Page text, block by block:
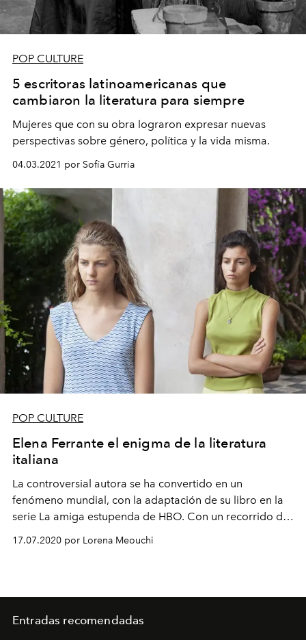
POP CULTURE
5 escritoras latinoamericanas que
cambiaron la literatura para siempre
Mujeres que con su obra lograron expresar nuevas
perspectivas sobre género, política y la vida misma.
04.03.2021 por Sofía Gurria
POP CULTURE
Elena Ferrante el enigma de la literatura
italiana
La controversial autora se ha convertido en un
fenómeno mundial, con la adaptación de su libro en la
serie La amiga estupenda de HBO. Con un recorrido del
debate internacional de su identidad, te compartimos
las obras que tienes que leer para comprenderlo.
17.07.2020 por Lorena Meouchi
Entradas recomendadas